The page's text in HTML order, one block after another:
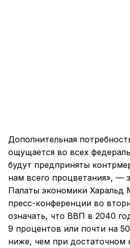
Дополнительная
ощущается во всех
будут предприняты
нам всего процветания», —
Палаты экономики Харальд
пресс-конференции во
означать, что ВВП в 2040
9 процентов или почти на
ниже, чем при достаточном